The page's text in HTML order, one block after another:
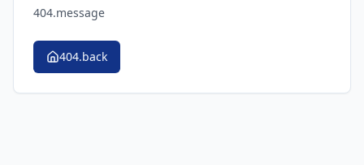
404.message
404.back